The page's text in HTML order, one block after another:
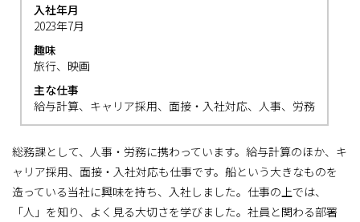
入社年月
2023年7月
趣味
旅行、映画
主な仕事
給与計算、キャリア採用、面接・入社対応、人事、労務
総務課として、人事・労務に携わっています。給与計算のほか、キ
ャリア採用、面接・入社対応も仕事です。船という大きなものを
造っている当社に興味を持ち、入社しました。仕事の上では、
「人」を知り、よく見る大切さを学びました。社員と関わる部署